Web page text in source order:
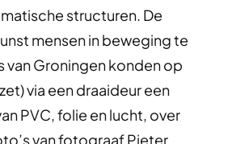
structuren. De
mensen in beweging te
van Groningen konden op
via een draaideur een
PVC, folie en lucht, over
van fotograaf Pieter